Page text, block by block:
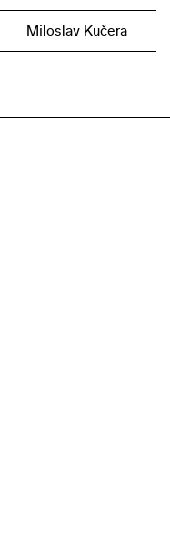
Miloslav Kučera